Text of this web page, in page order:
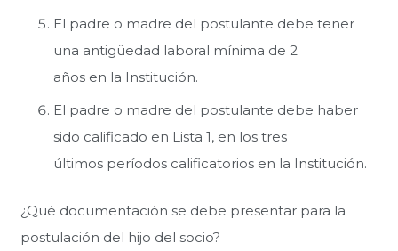
El padre o madre del postulante debe tener
una antigüedad laboral mínima de 2
años en la Institución.
El padre o madre del postulante debe haber
sido calificado en Lista 1, en los tres
últimos períodos calificatorios en la Institución.
¿Qué documentación se debe presentar para la
postulación del hijo del socio?